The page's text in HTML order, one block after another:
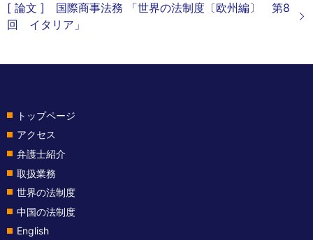
[ 論文 ] 国際商事法務 「世界の法制度〔欧州編〕 第8
回 イタリア」
トップページ
アクセス
弁護士紹介
取扱業務
世界の法制度
中国の法制度
English